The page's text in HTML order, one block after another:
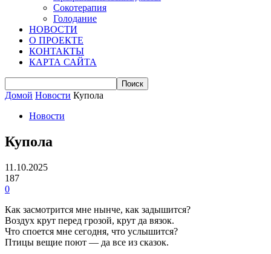
Сокотерапия
Голодание
НОВОСТИ
О ПРОЕКТЕ
КОНТАКТЫ
КАРТА САЙТА
Домой Новости Купола
Новости
Купола
11.10.2025
187
0
Как засмотрится мне нынче, как задышится?
Воздух крут перед грозой, крут да вязок.
Что споется мне сегодня, что услышится?
Птицы вещие поют — да все из сказок.